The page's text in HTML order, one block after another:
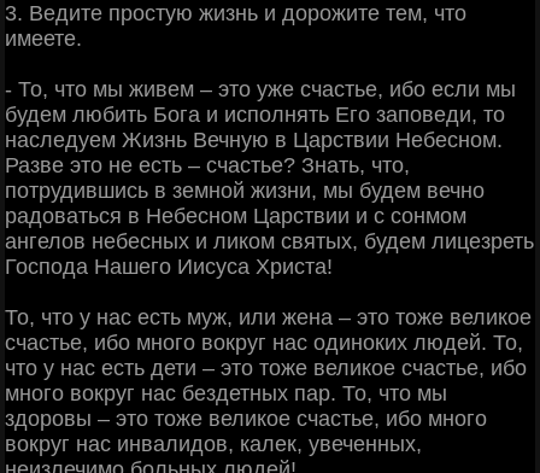
3. Ведите простую жизнь и дорожите тем, что
имеете.
- То, что мы живем – это уже счастье, ибо если мы
будем любить Бога и исполнять Его заповеди, то
наследуем Жизнь Вечную в Царствии Небесном.
Разве это не есть – счастье? Знать, что,
потрудившись в земной жизни, мы будем вечно
радоваться в Небесном Царствии и с сонмом
ангелов небесных и ликом святых, будем лицезреть
Господа Нашего Иисуса Христа!
То, что у нас есть муж, или жена – это тоже великое
счастье, ибо много вокруг нас одиноких людей. То,
что у нас есть дети – это тоже великое счастье, ибо
много вокруг нас бездетных пар. То, что мы
здоровы – это тоже великое счастье, ибо много
вокруг нас инвалидов, калек, увеченных,